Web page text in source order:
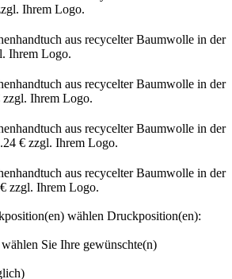
wählen Druckposition(en):
Sie Ihre gewünschte(n)